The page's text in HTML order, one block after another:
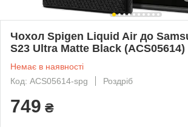
Чохол Spigen Liquid Air до
S23 Ultra Matte Black (ACS05614)
Немає в наявності
Код: ACS05614-spg
Роздріб
749 ₴